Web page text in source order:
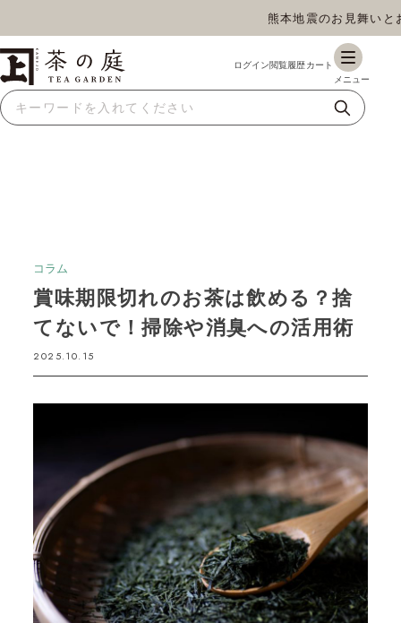
熊本地震のお見舞いとお荷物
ギフト 特上高級茶 深蒸し茶 水出し茶
コラム
賞味期限切れのお茶は飲める？捨
てないで！掃除や消臭への活用術
2025.10.15